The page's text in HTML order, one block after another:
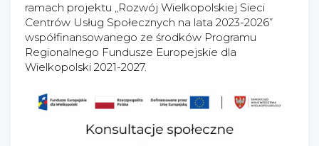
ramach projektu „Rozwój Wielkopolskiej Sieci
Centrów Usług Społecznych na lata 2023-2026”
współfinansowanego ze środków Programu
Regionalnego Fundusze Europejskie dla
Wielkopolski 2021-2027.